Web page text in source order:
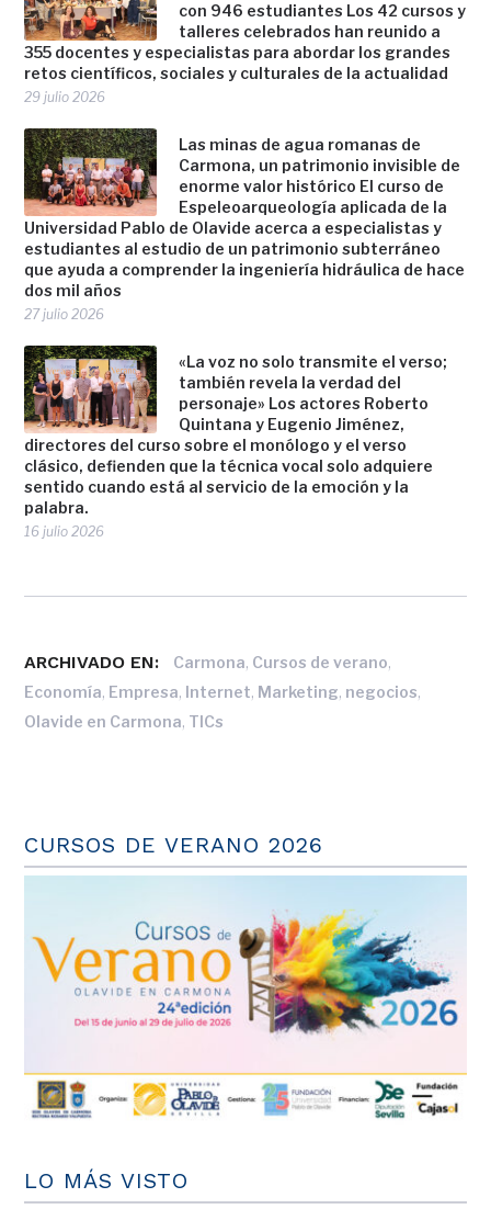
con 946 estudiantes Los 42 cursos y
talleres celebrados han reunido a
355 docentes y especialistas para abordar los grandes
retos científicos, sociales y culturales de la actualidad
29 julio 2026
Las minas de agua romanas de
Carmona, un patrimonio invisible de
enorme valor histórico El curso de
Espeleoarqueología aplicada de la
Universidad Pablo de Olavide acerca a especialistas y
estudiantes al estudio de un patrimonio subterráneo
que ayuda a comprender la ingeniería hidráulica de hace
dos mil años
27 julio 2026
«La voz no solo transmite el verso;
también revela la verdad del
personaje» Los actores Roberto
Quintana y Eugenio Jiménez,
directores del curso sobre el monólogo y el verso
clásico, defienden que la técnica vocal solo adquiere
sentido cuando está al servicio de la emoción y la
palabra.
16 julio 2026
ARCHIVADO EN: Carmona, Cursos de verano,
Economía, Empresa, Internet, Marketing, negocios,
Olavide en Carmona, TICs
CURSOS DE VERANO 2026
LO MÁS VISTO